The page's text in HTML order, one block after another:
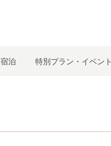
宿泊 特別プラン・イベント